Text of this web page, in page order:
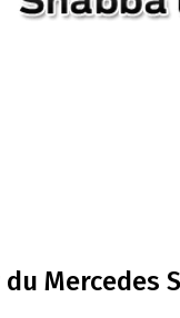
Mercedes